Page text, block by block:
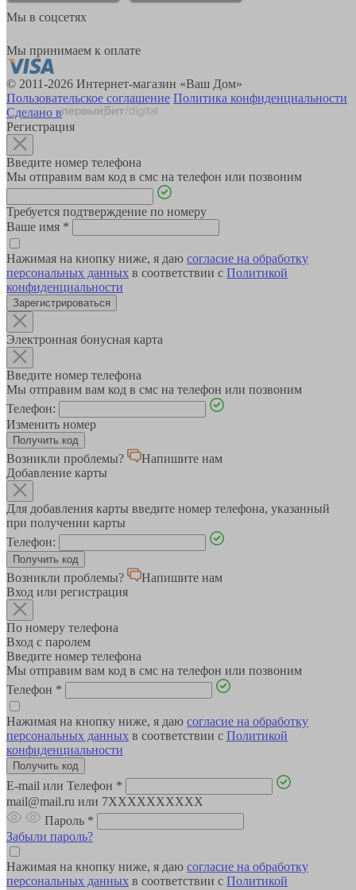
Мы в соцсетях
Мы принимаем к оплате
© 2011-2026 Интернет-магазин «Ваш Дом»
Пользовательское соглашение Политика конфиденциальности
Сделано в
Регистрация
Введите номер телефона
Мы отправим вам код в смс на телефон или позвоним
Требуется подтверждение по номеру
Ваше имя *
Нажимая на кнопку ниже, я даю согласие на обработку
персональных данных в соответствии с Политикой
конфиденциальности
Зарегистрироваться
Электронная бонусная карта
Введите номер телефона
Мы отправим вам код в смс на телефон или позвоним
Телефон:
Изменить номер
Возникли проблемы?
Напишите нам
Добавление карты
Для добавления карты введите номер телефона, указанный
при получении карты
Телефон:
Возникли проблемы?
Напишите нам
Вход или регистрация
По номеру телефона
Вход с паролем
Введите номер телефона
Мы отправим вам код в смс на телефон или позвоним
Телефон *
Нажимая на кнопку ниже, я даю согласие на обработку
персональных данных в соответствии с Политикой
конфиденциальности
E-mail или Телефон *
mail@mail.ru или 7XXXXXXXXXX
Пароль *
Забыли пароль?
Нажимая на кнопку ниже, я даю согласие на обработку
персональных данных в соответствии с Политикой